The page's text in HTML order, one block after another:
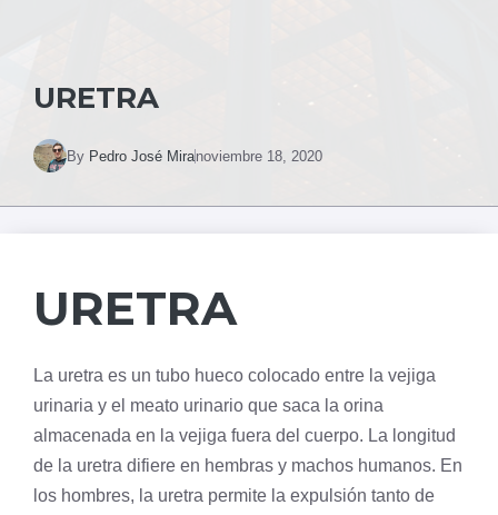
URETRA
By Pedro José Miranoviembre 18, 2020
URETRA
La uretra es un tubo hueco colocado entre la vejiga
urinaria y el meato urinario que saca la orina
almacenada en la vejiga fuera del cuerpo. La longitud
de la uretra difiere en hembras y machos humanos. En
los hombres, la uretra permite la expulsión tanto de